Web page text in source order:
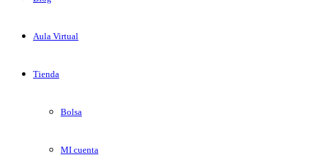
Aula Virtual
Tienda
Bolsa
MI cuenta